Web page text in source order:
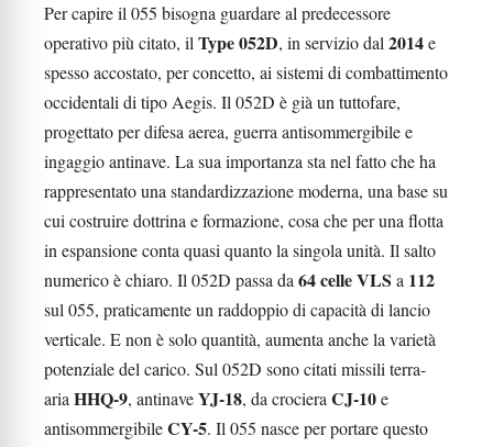
Per capire il 055 bisogna guardare al predecessore
operativo più citato, il Type 052D, in servizio dal 2014e
spesso accostato, per concetto, ai sistemi di combattimento
occidentali di tipo Aegis. Il 052D è già un tuttofare,
progettato per difesa aerea, guerra antisommergibile e
ingaggio antinave. La sua importanza sta nel fatto che ha
rappresentato una standardizzazione moderna, una base su
cui costruire dottrina e formazione, cosa che per una flotta
in espansione conta quasi quanto la singola unità. Il salto
numerico è chiaro. Il 052D passa da 64 celle VLS a 112
sul 055, praticamente un raddoppio di capacità di lancio
verticale. E non è solo quantità, aumenta anche la varietà
potenziale del carico. Sul 052D sono citati missili terra-
aria HHQ-9, antinaveYJ-18, da crociera CJ-10e
antisommergibileCY-5. Il 055 nasce per portare questo